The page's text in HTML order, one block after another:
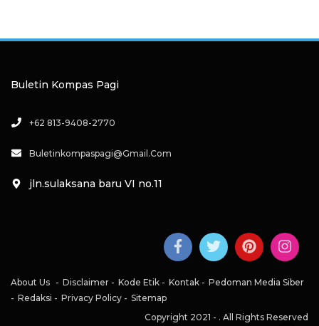
Buletin Kompas Pagi
+62 813-9408-2770
Buletinkompaspagi@gmail.com
jln.sulaksana baru VI no.11
About Us Disclaimer Kode Etik Kontak
Pedoman Media Siber
Redaksi
Privacy Policy
Sitemap
Copyright 2021 - . All Rights Reserved